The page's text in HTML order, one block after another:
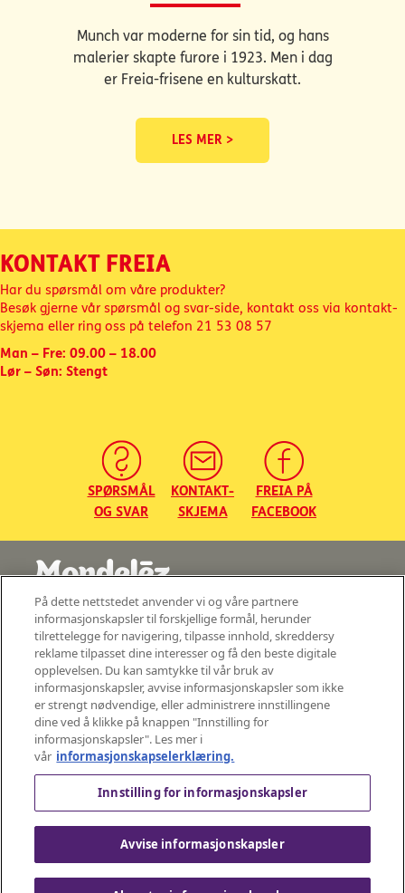
Munch var moderne for sin tid, og hans
malerier skapte furore i 1923. Men i dag
er Freia-frisene en kulturskatt.
LES MER >
KONTAKT FREIA
Har du spørsmål om våre produkter?
Besøk gjerne vår spørsmål og svar-side, kontakt oss via kontakt-
skjema eller ring oss på telefon 21 53 08 57
Man – Fre: 09.00 – 18.00
Lør – Søn: Stengt
SPØRSMÅL
OG SVAR
KONTAKT-
SKJEMA
FREIA PÅ
FACEBOOK
©2026 - Mondelez Norge AS - Med enerett
Sentralbord: 22 04 40 22
Besøksadresse:
Johan Throne Holsts Plass 1
Postadresse:
Mondelez Norge AS, P.O. Box 6658 Rodeløkka, 0502 Oslo, Norge
P.b. 6658 Rodeløkka,
NO–0502 Oslo, Norge
org.nr: NO 957 720 323
VILKÅR FORPERSONVERN- COOKIES
PR: +46 (0)8
På dette nettstedet anvender vi og våre partnere
informasjonskapsler til forskjellige formål, herunder
tilrettelegge for navigering, tilpasse innhold, skreddersy
reklame tilpasset dine interesser og få den beste digitale
opplevelsen. Du kan samtykke til vår bruk av
informasjonskapsler, avvise informasjonskapsler som ikke
er strengt nødvendige, eller administrere innstillingene
dine ved å klikke på knappen "Innstilling for
informasjonskapsler". Les mer i
vår informasjonskapselerklæring.
Innstilling for informasjonskapsler
Avvise informasjonskapsler